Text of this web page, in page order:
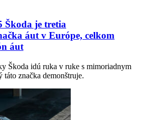
Škoda je tretia
áut v Európe, celkom
áut
Škoda idú ruka v ruke s mimoriadnym
značka demonštruje.